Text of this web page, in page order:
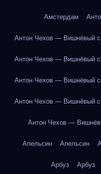
Амстердам
Антон Чехов — Вишнёвый
Антон Чехов — Вишнёвый
Антон Чехов — Вишнёвый
Антон Чехов — Вишнёвый
Антон Чехов —
Апельсин Апельсин
Арбуз Арбуз